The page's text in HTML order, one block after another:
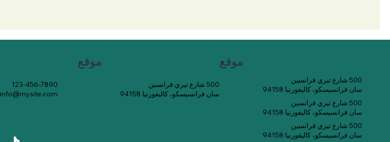
موقع
500 شارع تيري فرانسين
سان فرانسيسكو، كاليفورنيا 94158
موقع
500 شارع تيري فرانسين
سان فرانسيسكو، كاليفورنيا 94158
500 شارع تيري فرانسين
سان فرانسيسكو، كاليفورنيا 94158
500 شارع تيري فرانسين
سان فرانسيسكو، كاليفورنيا 94158
123-456-7890
info@mysite.com